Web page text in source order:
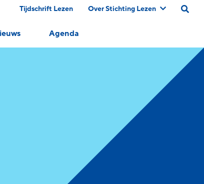
Tijdschrift Lezen Over Stichting Lezen
Agenda